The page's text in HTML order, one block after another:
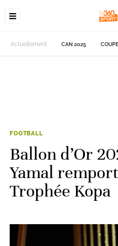
Actuellement CAN 2025
FOOTBALL
Ballon d’Or
Yamal
Trophée Kopa